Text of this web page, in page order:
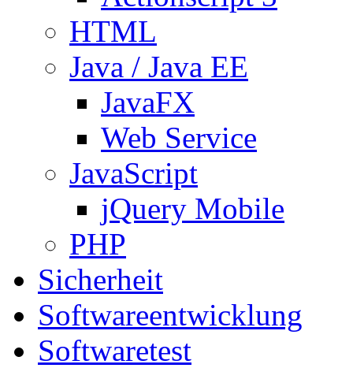
HTML
Java / Java EE
JavaFX
Web Service
JavaScript
jQuery Mobile
PHP
Sicherheit
Softwareentwicklung
Softwaretest